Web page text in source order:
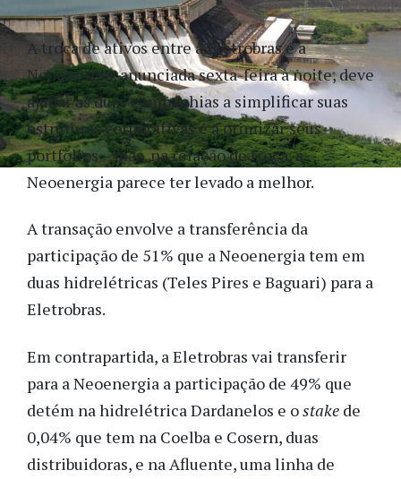
A troca de ativos entre a Eletrobras e a
Neoenergia, anunciada sexta-feira à noite, deve
ajudar as duas companhias a simplificar suas
estruturas corporativas e a otimizar seus
portfólios – mas, na relação de troca, a
Neoenergia parece ter levado a melhor.
A transação envolve a transferência da
participação de 51% que a Neoenergia tem em
duas hidrelétricas (Teles Pires e Baguari) para a
Eletrobras.
Em contrapartida, a Eletrobras vai transferir
para a Neoenergia a participação de 49% que
detém na hidrelétrica Dardanelos e ostake de
0,04% que tem na Coelba e Cosern, duas
distribuidoras, e na Afluente, uma linha de